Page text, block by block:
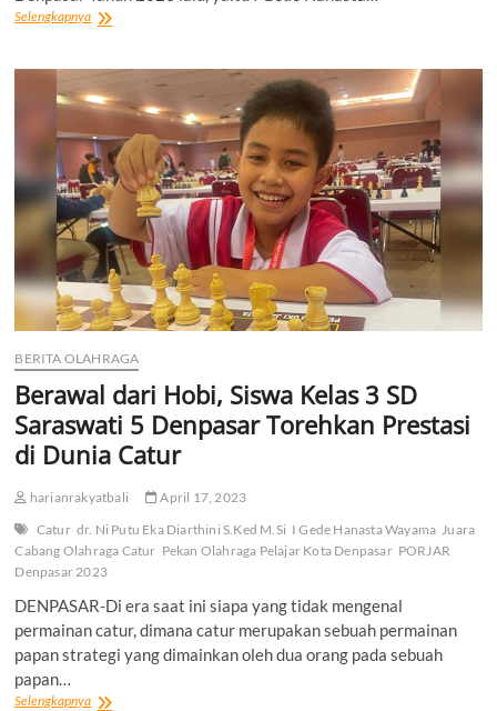
SelengkapnyaI
Wayama
Kembali
Torehkan
Prestasi
di
Ajang
KejurProv
Catur
Bali
2023
BERITA OLAHRAGA
Berawal dari Hobi, Siswa Kelas 3 SD
Saraswati 5 Denpasar Torehkan Prestasi
di Dunia Catur
harianrakyatbali
April 17, 2023
Catur dr. Ni Putu Eka Diarthini S.Ked M.Si I Gede Hanasta Wayama Juara
Cabang Olahraga Catur Pekan Olahraga Pelajar Kota Denpasar PORJAR
Denpasar 2023
DENPASAR-Di era saat ini siapa yang tidak mengenal
permainan catur, dimana catur merupakan sebuah permainan
papan strategi yang dimainkan oleh dua orang pada sebuah
papan…
SelengkapnyaBerawal